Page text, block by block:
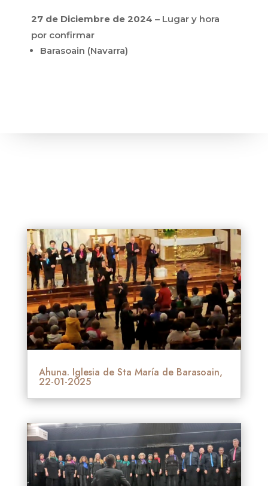
27 de Diciembre de 2024 – Lugar y hora
por confirmar
Barasoain (Navarra)
Ahuna. Iglesia de Sta María de Barasoain,
22-01-2025